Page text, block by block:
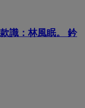
識：林風眠。 鈐